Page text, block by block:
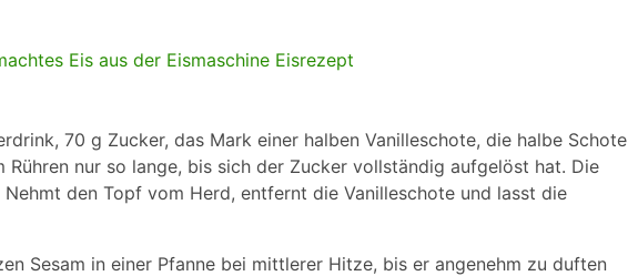
70 g Zucker, das Mark einer halben Vanilleschote, die halbe Schote
Rühren nur so lange, bis sich der Zucker vollständig aufgelöst hat. Die
den Topf vom Herd, entfernt die Vanilleschote und lasst die
Sesam in einer Pfanne bei mittlerer Hitze, bis er angenehm zu duften